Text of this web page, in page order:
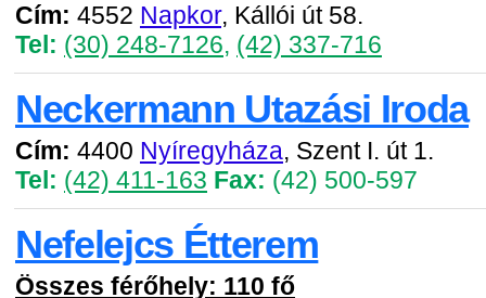
Cím: 4552 Napkor, Kállói út 58.
Tel: (30) 248-7126, (42) 337-716
Neckermann Utazási Iroda
Cím: 4400 Nyíregyháza, Szent I. út 1.
Tel: (42) 411-163 Fax: (42) 500-597
Nefelejcs Étterem
Összes férőhely: 110 fő